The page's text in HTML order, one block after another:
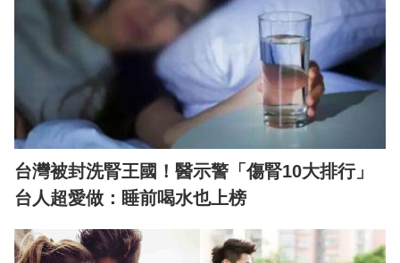
台灣被封洗腎王國！醫示警「傷腎10大排行」
台人超愛做：睡前喝水也上榜